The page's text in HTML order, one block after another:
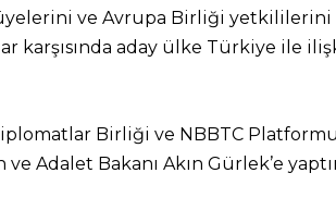
ve Avrupa Birliği yetkililerini
karşısında aday ülke Türkiye ile
Birliği ve NBBTC
Adalet Bakanı Akın Gürlek’e